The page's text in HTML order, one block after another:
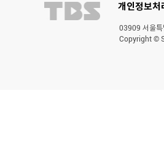
개인정보처
03909 서울
Copyright ©